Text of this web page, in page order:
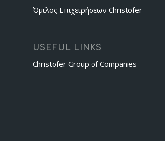
Όμιλος Επιχειρήσεων Christofer
USEFUL LINKS
Christofer Group of Companies